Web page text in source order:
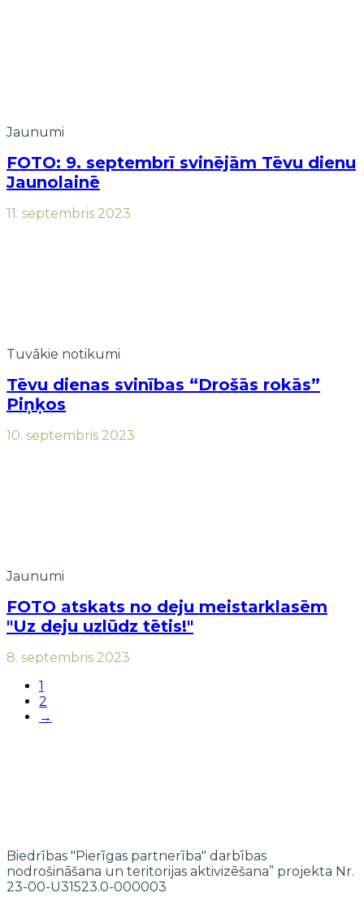
Jaunumi
FOTO: 9. septembrī svinējām Tēvu dienu
Jaunolainē
11. septembris 2023
Tuvākie notikumi
Tēvu dienas svinības “Drošās rokās”
Piņķos
10. septembris 2023
Jaunumi
FOTO atskats no deju meistarklasēm
"Uz deju uzlūdz tētis!"
8. septembris 2023
1
2
→
Biedrības "Pierīgas partnerība" darbības
nodrošināšana un teritorijas aktivizēšana” projekta Nr.
23-00-U31523.0-000003